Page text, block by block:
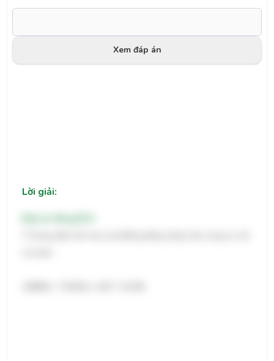
Xem đáp án
Lời giải: